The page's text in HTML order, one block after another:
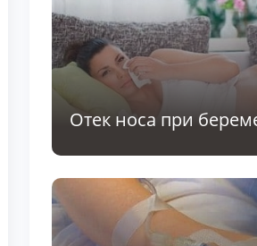
Отек носа при